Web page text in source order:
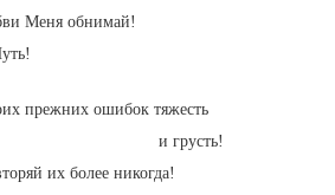
Меня обнимай!
прежних ошибок тяжесть
и грусть!
их более никогда!